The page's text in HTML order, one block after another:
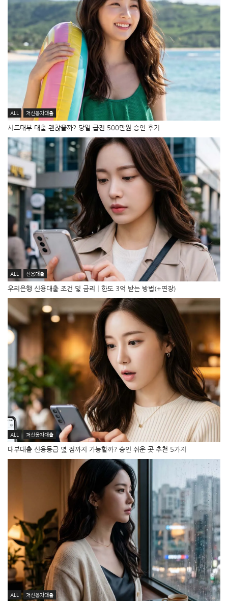
ALL 저신용자대출
시드대부 대출 괜찮을까? 당일 급전 500만원 승인 후기
ALL 신용대출
우리은행 신용대출 조건 및 금리│한도 3억 받는 방법(+연장)
ALL 저신용자대출
대부대출 신용등급 몇 점까지 가능할까? 승인 쉬운 곳 추천 5가지
ALL 저신용자대출